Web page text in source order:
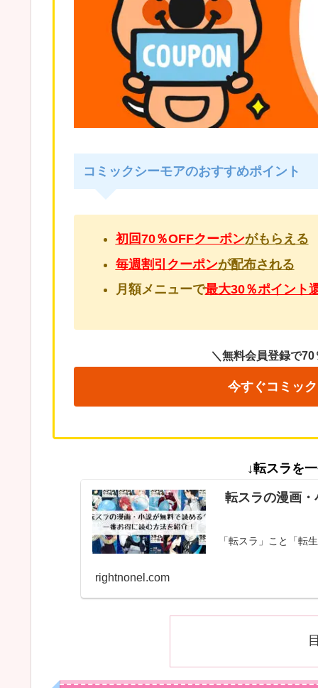
コミックシーモアのおすすめポイント
初回70％OFFクーポンがもらえる
毎週割引クーポンが配布される
月額メニューで最大30％ポイント
＼無料会員登録で
今すぐコミッ
↓転スラを
転スラの漫画
「転スラ」こと「転
rightnonel.com